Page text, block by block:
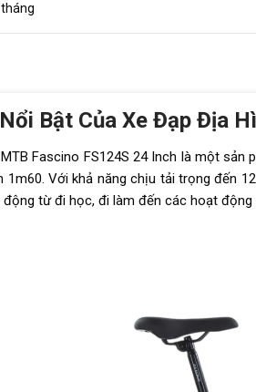
Bật Của Xe Đạp Địa
Fascino FS124S 24 Inch là một sản
Với khả năng chịu tải trọng đến
từ đi học, đi làm đến các hoạt động